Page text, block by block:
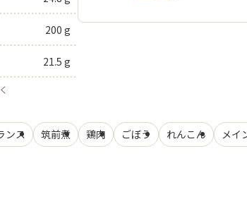
200 g
21.5 g
ンス 筑前煮 鶏肉 ごぼう れんこん メイ